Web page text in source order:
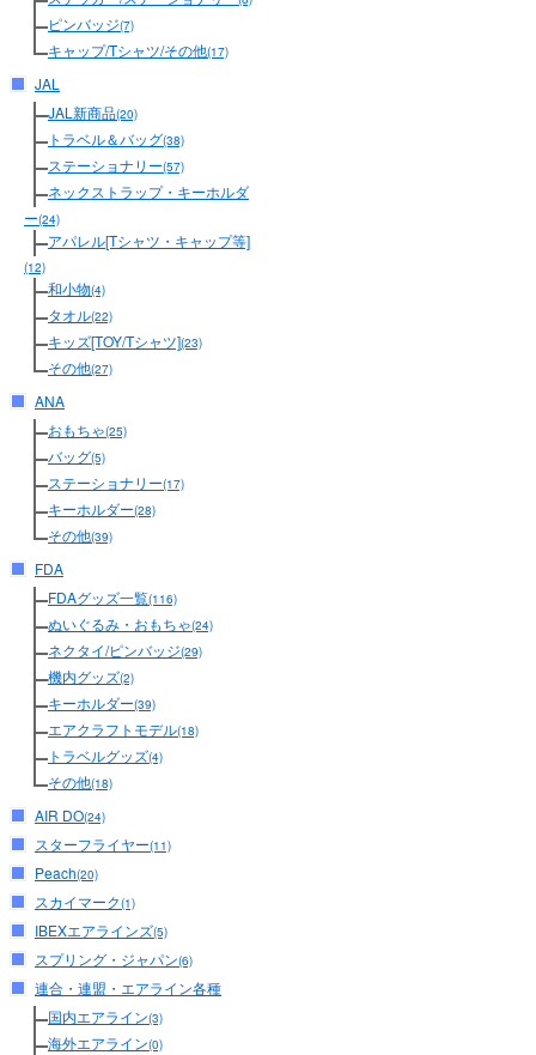
ピンバッジ(7)
キャップ/Tシャツ/その他(17)
JAL
JAL新商品(20)
トラベル＆バッグ(38)
ステーショナリー(57)
ネックストラップ・キーホルダ
ー(24)
アパレル[Tシャツ・キャップ等]
(12)
和小物(4)
タオル(22)
キッズ[TOY/Tシャツ](23)
その他(27)
ANA
おもちゃ(25)
バッグ(5)
ステーショナリー(17)
キーホルダー(28)
その他(39)
FDA
FDAグッズ一覧(116)
ぬいぐるみ・おもちゃ(24)
ネクタイ/ピンバッジ(29)
機内グッズ(2)
キーホルダー(39)
エアクラフトモデル(18)
トラベルグッズ(4)
その他(18)
AIR DO(24)
スターフライヤー(11)
Peach(20)
スカイマーク(1)
IBEXエアラインズ(5)
スプリング・ジャパン(6)
連合・連盟・エアライン各種
国内エアライン(3)
海外エアライン(0)